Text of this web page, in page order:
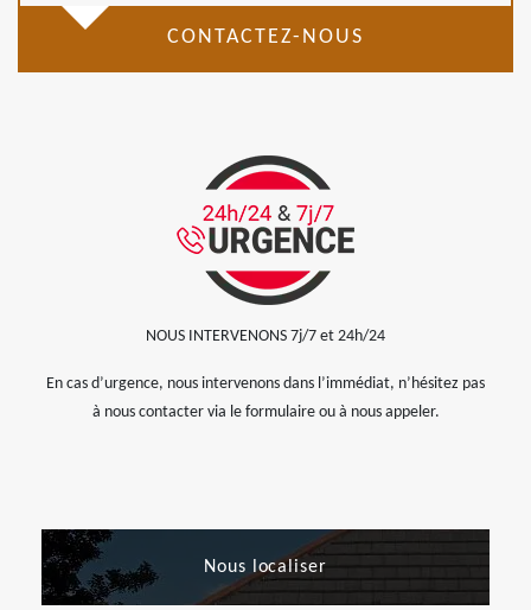
CONTACTEZ-NOUS
NOUS INTERVENONS 7j/7 et 24h/24
En cas d’urgence, nous intervenons dans l’immédiat, n’hésitez pas
à nous contacter via le formulaire ou à nous appeler.
Nous localiser